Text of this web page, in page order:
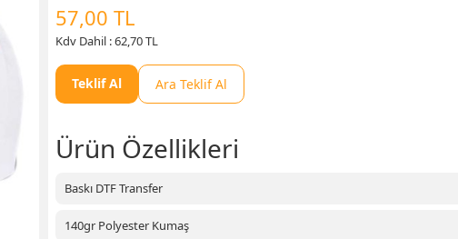
57,00 TL
Kdv Dahil : 62,70 TL
Teklif Al Ara Teklif Al
Ürün Özellikleri
Baskı DTF Transfer
140gr Polyester Kumaş